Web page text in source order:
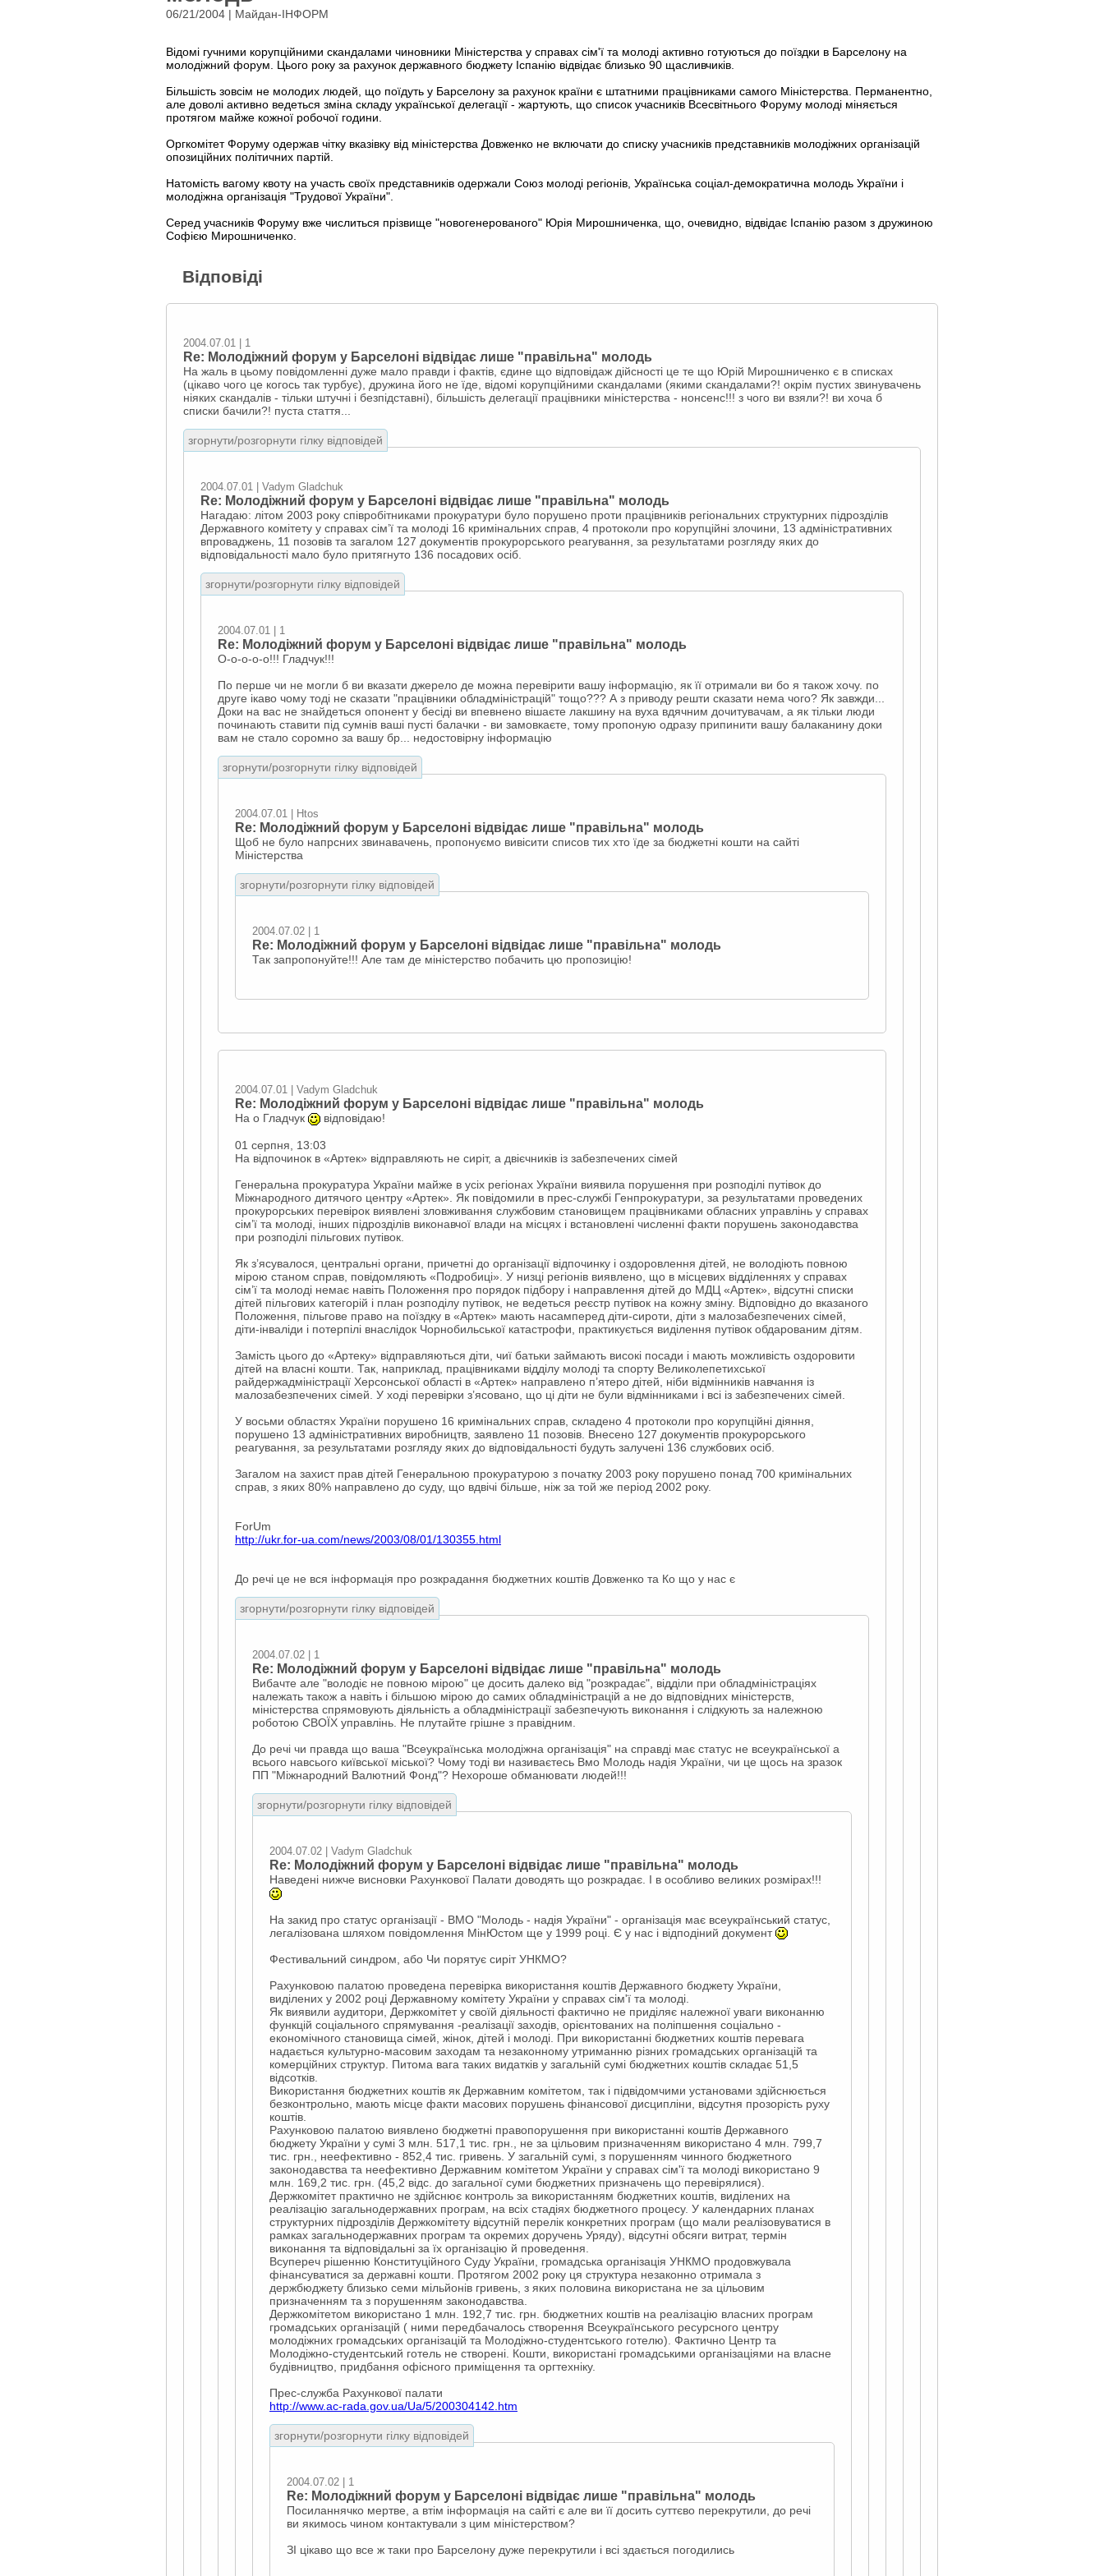
06/21/2004 | Майдан-ІНФОРМ
Відомі гучними корупційними скандалами чиновники Міністерства у справах сім'ї та молоді активно готуються до поїздки в Барселону на
молодіжний форум. Цього року за рахунок державного бюджету Іспанію відвідає близько 90 щасливчиків.
Більшість зовсім не молодих людей, що поїдуть у Барселону за рахунок країни є штатними працівниками самого Міністерства. Перманентно,
але доволі активно ведеться зміна складу української делегації - жартують, що список учасників Всесвітнього Форуму молоді міняється
протягом майже кожної робочої години.
Оргкомітет Форуму одержав чітку вказівку від міністерства Довженко не включати до списку учасників представників молодіжних організацій
опозиційних політичних партій.
Натомість вагому квоту на участь своїх представників одержали Союз молоді регіонів, Українська соціал-демократична молодь України і
молодіжна організація "Трудової України".
Серед учасників Форуму вже числиться прізвище "новогенерованого" Юрія Мирошниченка, що, очевидно, відвідає Іспанію разом з дружиною
Софією Мирошниченко.
Відповіді
2004.07.01 | 1
Re: Молодіжний форум у Барселоні відвідає лише "правільна" молодь
На жаль в цьому повідомленні дуже мало правди і фактів, єдине що відповідаж дійсності це те що Юрій Мирошниченко є в списках
(цікаво чого це когось так турбує), дружина його не їде, відомі корупційними скандалами (якими скандалами?! окрім пустих звинувачень
ніяких скандалів - тільки штучні і безпідставні), більшість делегації працівники міністерства - нонсенс!!! з чого ви взяли?! ви хоча б
списки бачили?! пуста стаття...
згорнути/розгорнути гілку відповідей
2004.07.01 | Vadym Gladchuk
Re: Молодіжний форум у Барселоні відвідає лише "правільна" молодь
Нагадаю: літом 2003 року співробітниками прокуратури було порушено проти працівників регіональних структурних підрозділів
Державного комітету у справах сім’ї та молоді 16 кримінальних справ, 4 протоколи про корупційні злочини, 13 адміністративних
впроваджень, 11 позовів та загалом 127 документів прокурорського реагування, за результатами розгляду яких до
відповідальності мало було притягнуто 136 посадових осіб.
згорнути/розгорнути гілку відповідей
2004.07.01 | 1
Re: Молодіжний форум у Барселоні відвідає лише "правільна" молодь
О-о-о-о-о!!! Гладчук!!!
По перше чи не могли б ви вказати джерело де можна перевірити вашу інформацію, як її отримали ви бо я також хочу. по
друге ікаво чому тоді не сказати "працівники обладміністрацій" тощо??? А з приводу решти сказати нема чого? Як завжди...
Доки на вас не знайдеться опонент у бесіді ви впевнено вішаєте лакшину на вуха вдячним дочитувачам, а як тільки люди
починають ставити під сумнів ваші пусті балачки - ви замовкаєте, тому пропоную одразу припинити вашу балаканину доки
вам не стало соромно за вашу бр... недостовірну інформацію
згорнути/розгорнути гілку відповідей
2004.07.01 | Htos
Re: Молодіжний форум у Барселоні відвідає лише "правільна" молодь
Щоб не було напрсних звинавачень, пропонуємо вивісити списов тих хто їде за бюджетні кошти на сайті
Міністерства
згорнути/розгорнути гілку відповідей
2004.07.02 | 1
Re: Молодіжний форум у Барселоні відвідає лише "правільна" молодь
Так запропонуйте!!! Але там де міністерство побачить цю пропозицію!
2004.07.01 | Vadym Gladchuk
Re: Молодіжний форум у Барселоні відвідає лише "правільна" молодь
На о Гладчук відповідаю!
01 серпня, 13:03
На відпочинок в «Артек» відправляють не сиріт, а двієчників із забезпечених сімей
Генеральна прокуратура України майже в усіх регіонах України виявила порушення при розподілі путівок до
Міжнародного дитячого центру «Артек». Як повідомили в прес-службі Генпрокуратури, за результатами проведених
прокурорських перевірок виявлені зловживання службовим становищем працівниками обласних управлінь у справах
сім’ї та молоді, інших підрозділів виконавчої влади на місцях і встановлені численні факти порушень законодавства
при розподілі пільгових путівок.
Як з’ясувалося, центральні органи, причетні до організації відпочинку і оздоровлення дітей, не володіють повною
мірою станом справ, повідомляють «Подробиці». У низці регіонів виявлено, що в місцевих відділеннях у справах
сім’ї та молоді немає навіть Положення про порядок підбору і направлення дітей до МДЦ «Артек», відсутні списки
дітей пільгових категорій і план розподілу путівок, не ведеться реєстр путівок на кожну зміну. Відповідно до вказаного
Положення, пільгове право на поїздку в «Артек» мають насамперед діти-сироти, діти з малозабезпечених сімей,
діти-інваліди і потерпілі внаслідок Чорнобильської катастрофи, практикується виділення путівок обдарованим дітям.
Замість цього до «Артеку» відправляються діти, чиї батьки займають високі посади і мають можливість оздоровити
дітей на власні кошти. Так, наприклад, працівниками відділу молоді та спорту Великолепетихської
райдержадміністрації Херсонської області в «Артек» направлено п’ятеро дітей, ніби відмінників навчання із
малозабезпечених сімей. У ході перевірки з’ясовано, що ці діти не були відмінниками і всі із забезпечених сімей.
У восьми областях України порушено 16 кримінальних справ, складено 4 протоколи про корупційні діяння,
порушено 13 адміністративних виробництв, заявлено 11 позовів. Внесено 127 документів прокурорського
реагування, за результатами розгляду яких до відповідальності будуть залучені 136 службових осіб.
Загалом на захист прав дітей Генеральною прокуратурою з початку 2003 року порушено понад 700 кримінальних
справ, з яких 80% направлено до суду, що вдвічі більше, ніж за той же період 2002 року.
ForUm
http://ukr.for-ua.com/news/2003/08/01/130355.html
До речі це не вся інформація про розкрадання бюджетних коштів Довженко та Ко що у нас є
згорнути/розгорнути гілку відповідей
2004.07.02 | 1
Re: Молодіжний форум у Барселоні відвідає лише "правільна" молодь
Вибачте але "володіє не повною мірою" це досить далеко від "розкрадає", відділи при обладміністраціях
належать також а навіть і більшою мірою до самих обладміністрацій а не до відповідних міністерств,
міністерства спрямовують діяльність а обладміністрації забезпечують виконання і слідкують за належною
роботою СВОЇХ управлінь. Не плутайте грішне з правідним.
До речі чи правда що ваша "Всеукраїнська молодіжна організація" на справді має статус не всеукраїнської а
всього навсього київської міської? Чому тоді ви називаєтесь Вмо Молодь надія України, чи це щось на зразок
ПП "Міжнародний Валютний Фонд"? Нехороше обманювати людей!!!
згорнути/розгорнути гілку відповідей
2004.07.02 | Vadym Gladchuk
Re: Молодіжний форум у Барселоні відвідає лише "правільна" молодь
Наведені нижче висновки Рахункової Палати доводять що розкрадає. І в особливо великих розмірах!!!
На закид про статус організації - ВМО "Молодь - надія України" - організація має всеукраїнський статус,
легалізована шляхом повідомлення МінЮстом ще у 1999 році. Є у нас і відподіний документ
Фестивальний синдром, або Чи порятує сиріт УНКМО?
Рахунковою палатою проведена перевірка використання коштів Державного бюджету України,
виділених у 2002 році Державному комітету України у справах сім'ї та молоді.
Як виявили аудитори, Держкомітет у своїй діяльності фактично не приділяє належної уваги виконанню
функцій соціального спрямування -реалізації заходів, орієнтованих на поліпшення соціально -
економічного становища сімей, жінок, дітей і молоді. При використанні бюджетних коштів перевага
надається культурно-масовим заходам та незаконному утриманню різних громадських організацій та
комерційних структур. Питома вага таких видатків у загальній сумі бюджетних коштів складає 51,5
відсотків.
Використання бюджетних коштів як Державним комітетом, так і підвідомчими установами здійснюється
безконтрольно, мають місце факти масових порушень фінансової дисципліни, відсутня прозорість руху
коштів.
Рахунковою палатою виявлено бюджетні правопорушення при використанні коштів Державного
бюджету України у сумі 3 млн. 517,1 тис. грн., не за цільовим призначенням використано 4 млн. 799,7
тис. грн., неефективно - 852,4 тис. гривень. У загальній сумі, з порушенням чинного бюджетного
законодавства та неефективно Державним комітетом України у справах сім'ї та молоді використано 9
млн. 169,2 тис. грн. (45,2 відс. до загальної суми бюджетних призначень що перевірялися).
Держкомітет практично не здійснює контроль за використанням бюджетних коштів, виділених на
реалізацію загальнодержавних програм, на всіх стадіях бюджетного процесу. У календарних планах
структурних підрозділів Держкомітету відсутній перелік конкретних програм (що мали реалізовуватися в
рамках загальнодержавних програм та окремих доручень Уряду), відсутні обсяги витрат, термін
виконання та відповідальні за їх організацію й проведення.
Всупереч рішенню Конституційного Суду України, громадська організація УНКМО продовжувала
фінансуватися за державні кошти. Протягом 2002 року ця структура незаконно отримала з
держбюджету близько семи мільйонів гривень, з яких половина використана не за цільовим
призначенням та з порушенням законодавства.
Держкомітетом використано 1 млн. 192,7 тис. грн. бюджетних коштів на реалізацію власних програм
громадських організацій ( ними передбачалось створення Всеукраїнського ресурсного центру
молодіжних громадських організацій та Молодіжно-студентського готелю). Фактично Центр та
Молодіжно-студентський готель не створені. Кошти, використані громадськими організаціями на власне
будівництво, придбання офісного приміщення та оргтехніку.
Прес-служба Рахункової палати
http://www.ac-rada.gov.ua/Ua/5/200304142.htm
згорнути/розгорнути гілку відповідей
2004.07.02 | 1
Re: Молодіжний форум у Барселоні відвідає лише "правільна" молодь
Посиланнячко мертве, а втім інформація на сайті є але ви її досить суттєво перекрутили, до речі
ви якимось чином контактували з цим міністерством?
ЗІ цікаво що все ж таки про Барселону дуже перекрутили і всі здається погодились